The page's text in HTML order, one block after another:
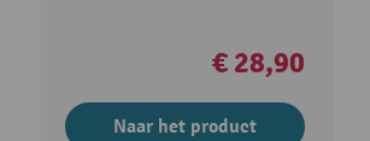
€ 28,90
Naar het product